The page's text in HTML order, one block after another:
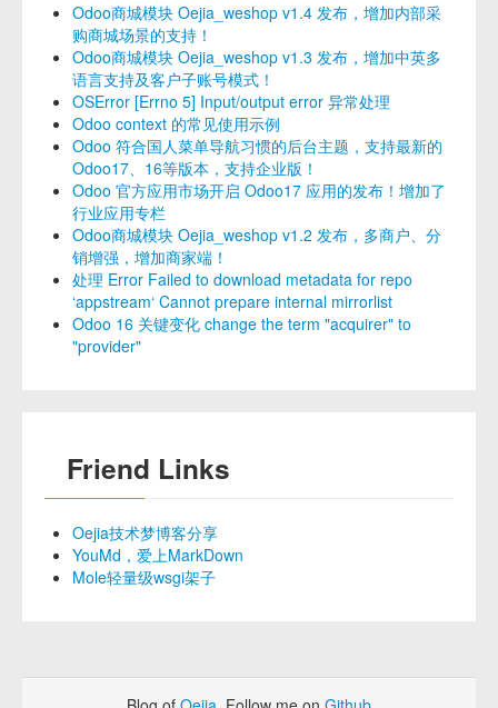
Odoo商城模块 Oejia_weshop v1.4 发布，增加内部采
购商城场景的支持！
Odoo商城模块 Oejia_weshop v1.3 发布，增加中英多
语言支持及客户子账号模式！
OSError [Errno 5] Input/output error 异常处理
Odoo context 的常见使用示例
Odoo 符合国人菜单导航习惯的后台主题，支持最新的
Odoo17、16等版本，支持企业版！
Odoo 官方应用市场开启 Odoo17 应用的发布！增加了
行业应用专栏
Odoo商城模块 Oejia_weshop v1.2 发布，多商户、分
销增强，增加商家端！
处理 Error Failed to download metadata for repo
‘appstream‘ Cannot prepare internal mirrorlist
Odoo 16 关键变化 change the term "acquirer" to
"provider"
Friend Links
Oejia技术梦博客分享
YouMd，爱上MarkDown
Mole轻量级wsgi架子